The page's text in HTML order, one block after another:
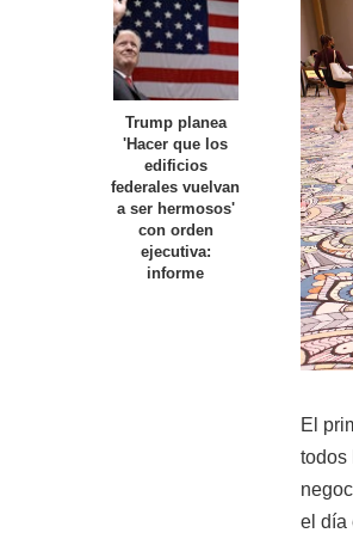
Trump planea
'Hacer que los
edificios
federales vuelvan
a ser hermosos'
con orden
ejecutiva:
informe
El
todos
el día